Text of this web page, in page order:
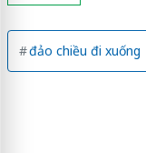
đảo chiều đi xuống